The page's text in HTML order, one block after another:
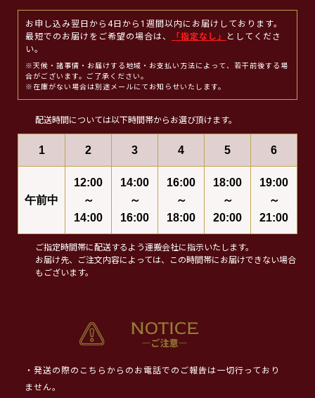
お申し込み翌日から4日から1週間以内にお届けしております。
最短でのお届けをご希望の場合は、
「指定なし」
としてくださ
い。
※天候・諸事情・お届けする地域・お支払い方法によって、若干前後する場
合がございます。ご了承ください。
※在庫がない場合は別途メールにてお知らせいたします。
配送時間については以下時間帯からお選び頂けます。
1 2 3 4 5 6
午前中
12:00
～
14:00
14:00
～
16:00
16:00
～
18:00
18:00
～
20:00
19:00
～
21:00
ご指定時間帯に配送するよう運搬会社に指示いたします。
お届け先、ご注文内容によっては、この時間帯にお届けできない場合
もございます。
・発送の際のこちらからのお電話でのご報告は一切行っており
ません。